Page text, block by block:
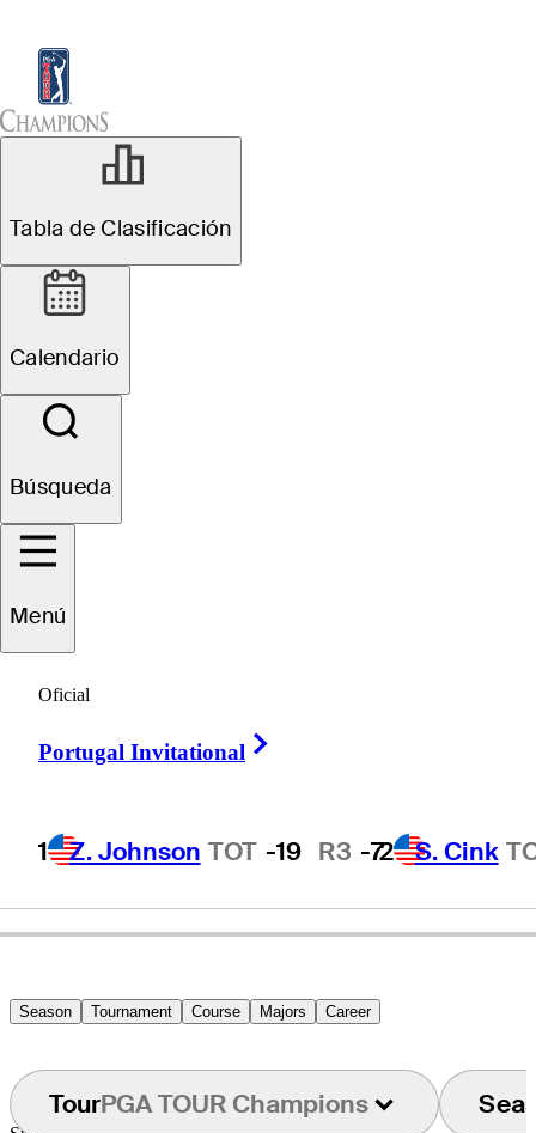
Tabla de Clasificación
Calendario
Búsqueda
Menú
Oficial
Portugal Invitational
1 Z. Johnson TOT -19 R3 -72 S. Cink
Noboru
JAPAN
Season Tournament Course Majors Career
TourPGA TOUR Champions